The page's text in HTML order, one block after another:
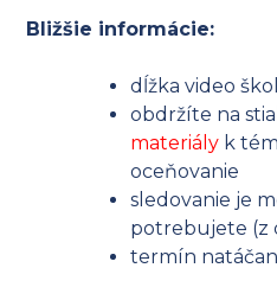
Bližšie informácie:
dĺžka video
obdržíte na
materiály k
oceňovanie
sledovanie je
potrebujete (z
termín